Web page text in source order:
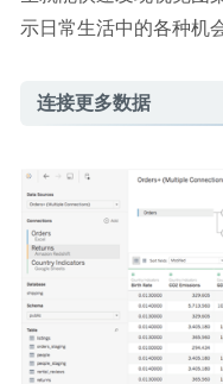
示日常生活中的各种机
连接更多数据